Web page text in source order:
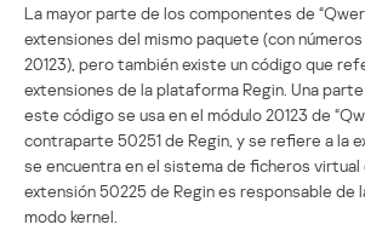
La mayor parte de los componentes de
extensiones del mismo paquete (con números
20123), pero también existe un código que
extensiones de la plataforma Regin. Una
este código se usa en el módulo 20123 de
contraparte 50251 de Regin, y se refiere a la
se encuentra en el sistema de ficheros virtual
extensión 50225 de Regin es responsable de
modo kernel.